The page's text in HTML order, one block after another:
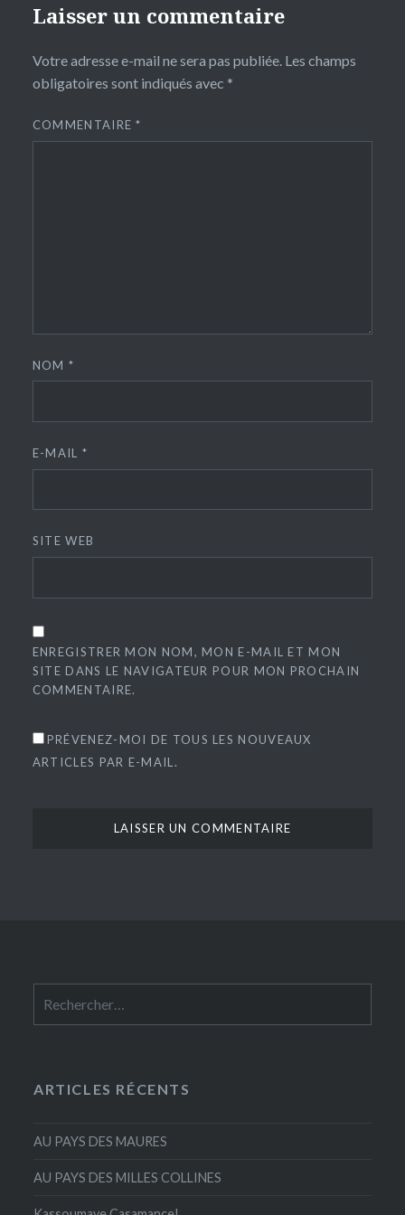
Laisser un commentaire
Votre adresse e-mail ne sera pas publiée. Les champs
obligatoires sont indiqués avec *
COMMENTAIRE*
NOM*
E-MAIL *
SITE WEB
ENREGISTRER MON NOM, MON E-MAIL ET MON
SITE DANS LE NAVIGATEUR POUR MON PROCHAIN
COMMENTAIRE.
PRÉVENEZ-MOI DE TOUS LES NOUVEAUX
ARTICLES PAR E-MAIL.
ARTICLES RÉCENTS
AU PAYS DES MAURES
AU PAYS DES MILLES COLLINES